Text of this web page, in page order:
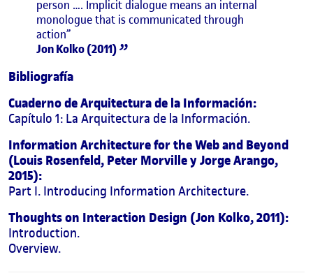
person …. Implicit dialogue means an internal
monologue that is communicated through
action”
Jon Kolko (2011)
Bibliografía
Cuaderno de Arquitectura de la Información:
Capítulo 1: La Arquitectura de la Información.
Information Architecture for the Web and Beyond
(Louis Rosenfeld, Peter Morville y Jorge Arango,
2015):
Part I. Introducing Information Architecture.
Thoughts on Interaction Design (Jon Kolko, 2011):
Introduction.
Overview.